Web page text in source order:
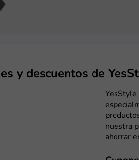
y descuentos de
YesStyle
nuestra
ahorrar